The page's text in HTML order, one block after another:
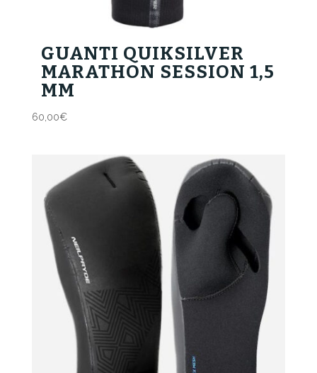
GUANTI QUIKSILVER
MARATHON SESSION 1,5
MM
60,00€